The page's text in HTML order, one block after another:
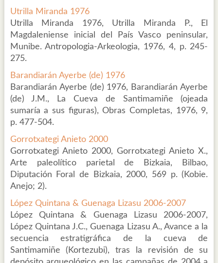
Utrilla Miranda 1976
Utrilla Miranda 1976, Utrilla Miranda P., El
Magdaleniense inicial del País Vasco peninsular,
Munibe. Antropologia-Arkeologia, 1976, 4, p. 245-
275.
Barandiarán Ayerbe (de) 1976
Barandiarán Ayerbe (de) 1976, Barandiarán Ayerbe
(de) J.M., La Cueva de Santimamiñe (ojeada
sumaría a sus figuras), Obras Completas, 1976, 9,
p. 477-504.
Gorrotxategi Anieto 2000
Gorrotxategi Anieto 2000, Gorrotxategi Anieto X.,
Arte paleolítico parietal de Bizkaia, Bilbao,
Diputación Foral de Bizkaia, 2000, 569 p. (Kobie.
Anejo; 2).
López Quintana & Guenaga Lizasu 2006-2007
López Quintana & Guenaga Lizasu 2006-2007,
López Quintana J.C., Guenaga Lizasu A., Avance a la
secuencia estratigráfica de la cueva de
Santimamiñe (Kortezubi), tras la revisión de su